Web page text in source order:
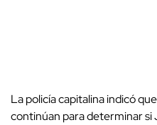
La policía capitalina indicó
continúan para determinar si